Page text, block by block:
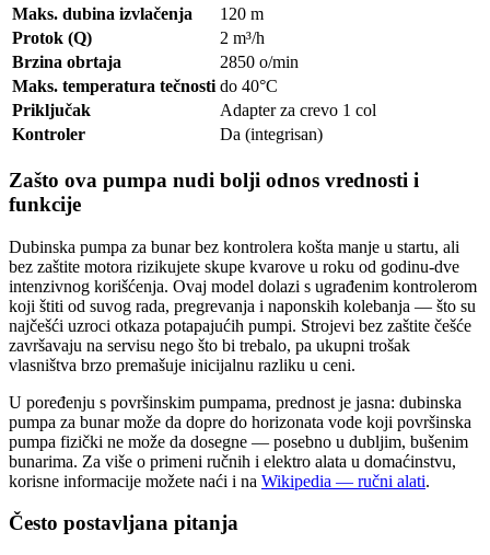
Maks. dubina izvlačenja
120 m
Protok (Q)
2 m³/h
Brzina obrtaja
2850 o/min
Maks. temperatura tečnosti do 40°C
Priključak
Adapter za crevo 1 col
Kontroler
Da (integrisan)
Zašto ova pumpa nudi bolji odnos vrednosti i
funkcije
Dubinska pumpa za bunar bez kontrolera košta manje u startu, ali
bez zaštite motora rizikujete skupe kvarove u roku od godinu-dve
intenzivnog korišćenja. Ovaj model dolazi s ugrađenim kontrolerom
koji štiti od suvog rada, pregrevanja i naponskih kolebanja — što su
najčešći uzroci otkaza potapajućih pumpi. Strojevi bez zaštite češće
završavaju na servisu nego što bi trebalo, pa ukupni trošak
vlasništva brzo premašuje inicijalnu razliku u ceni.
U poređenju s površinskim pumpama, prednost je jasna: dubinska
pumpa za bunar može da dopre do horizonata vode koji površinska
pumpa fizički ne može da dosegne — posebno u dubljim, bušenim
bunarima. Za više o primeni ručnih i elektro alata u domaćinstvu,
korisne informacije možete naći i na Wikipedia — ručni alati.
Često postavljana pitanja